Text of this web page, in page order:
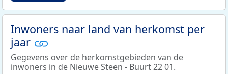
Inwoners naar land van herkomst per
jaar
Gegevens over de herkomstgebieden van de
inwoners in de Nieuwe Steen - Buurt 22 01.